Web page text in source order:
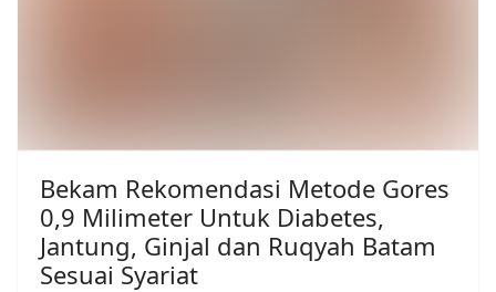
Bekam Rekomendasi Metode Gores
0,9 Milimeter Untuk Diabetes,
Jantung, Ginjal dan Ruqyah Batam
Sesuai Syariat